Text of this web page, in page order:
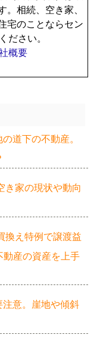
相続、空き家、
宅のことならセン
ださい。
概要
道下の不動産。
き家の現状や動向
換え特例で譲渡益
産の資産を上手
意。崖地や傾斜